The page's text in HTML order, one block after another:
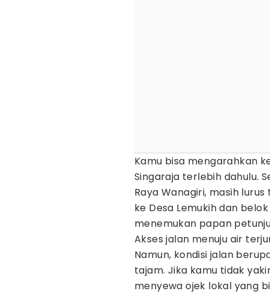
Kamu bisa mengarahkan
Singaraja terlebih dahulu.
Raya Wanagiri, masih
ke Desa Lemukih dan
menemukan papan
Akses jalan menuju air
Namun, kondisi jalan
tajam. Jika kamu tidak
menyewa ojek lokal yang